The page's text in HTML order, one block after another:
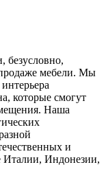
безусловно,
мебели. Мы
которые смогут
Наша
и
Италии, Индонезии,